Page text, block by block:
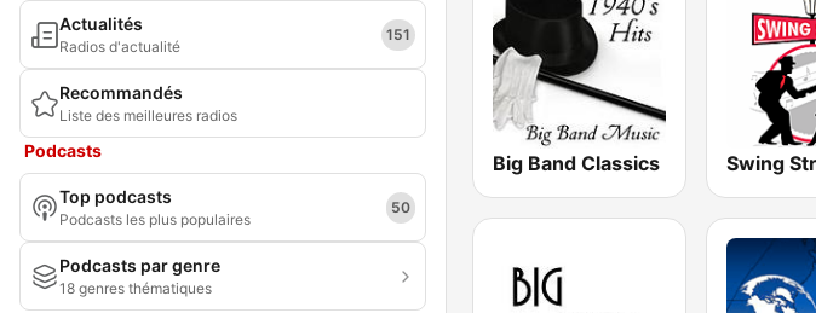
Actualités
Radios d'actualité
151
Recommandés
Liste des meilleures radios
Podcasts
Top podcasts
Podcasts les plus populaires
50
Podcasts par genre
18 genres thématiques
Big Band Classics